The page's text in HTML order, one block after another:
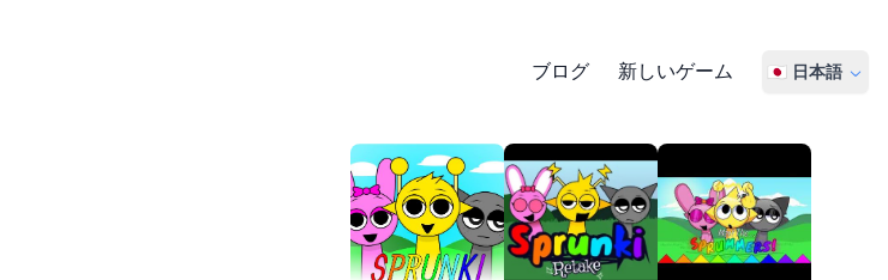
ブログ 新しいゲーム 🇯🇵 日本語